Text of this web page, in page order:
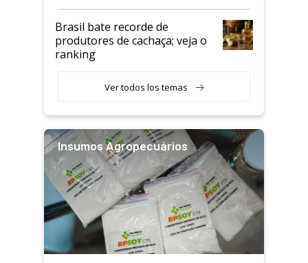
semestre
Brasil bate recorde de
produtores de cachaça; veja o
ranking
Ver todos los temas
Insumos Agropecuários